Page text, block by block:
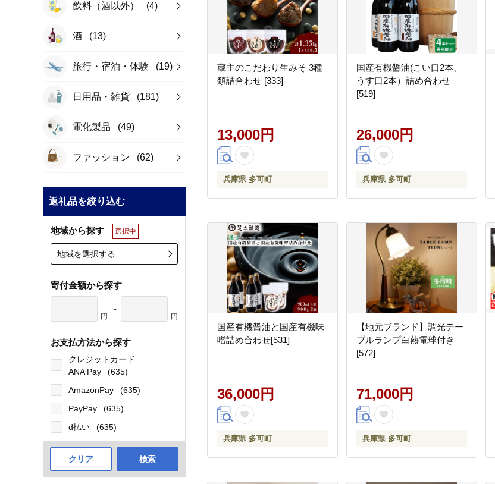
飲料（酒以外） (4)
酒 (13)
旅行・宿泊・体験 (19)
日用品・雑貨 (181)
電化製品 (49)
ファッション (62)
返礼品を絞り込む
地域から探す 選択中
地域を選択する
寄付金額から探す
円
～
円
お支払方法から探す
クレジットカード
ANA Pay
(635)
AmazonPay
(635)
PayPay
(635)
d払い
(635)
クリア 検索
蔵主のこだわり生みそ 3種
類詰合わせ [333]
13,000円
兵庫県 多可町
国産有機醤油(こい口2本、
うす口2本）詰め合わせ
[519]
26,000円
兵庫県 多可町
国産有機醤油と国産有機味
噌詰め合わせ[531]
36,000円
兵庫県 多可町
【地元ブランド】調光テー
ブルランプ白熱電球付き
[572]
71,000円
兵庫県 多可町